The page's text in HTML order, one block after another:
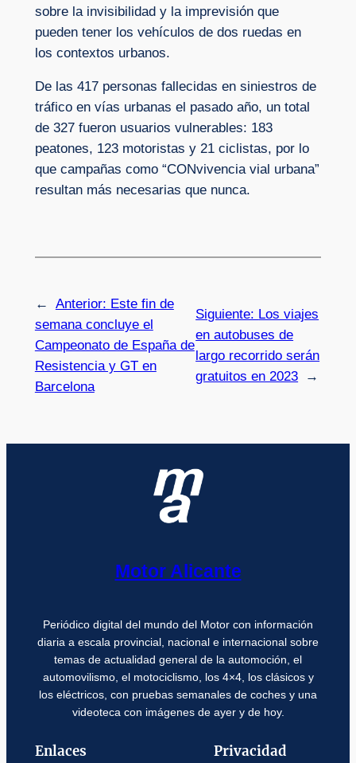
sobre la invisibilidad y la imprevisión que
pueden tener los vehículos de dos ruedas en
los contextos urbanos.
De las 417 personas fallecidas en siniestros de
tráfico en vías urbanas el pasado año, un total
de 327 fueron usuarios vulnerables: 183
peatones, 123 motoristas y 21 ciclistas, por lo
que campañas como “CONvivencia vial urbana”
resultan más necesarias que nunca.
← Anterior: Este fin de
semana concluye el
Campeonato de España de
Resistencia y GT en
Barcelona
Siguiente: Los viajes
en autobuses de
largo recorrido serán
gratuitos en 2023
→
Motor Alicante
Periódico digital del mundo del Motor con información
diaria a escala provincial, nacional e internacional sobre
temas de actualidad general de la automoción, el
automovilismo, el motociclismo, los 4×4, los clásicos y
los eléctricos, con pruebas semanales de coches y una
videoteca con imágenes de ayer y de hoy.
Enlaces Privacidad